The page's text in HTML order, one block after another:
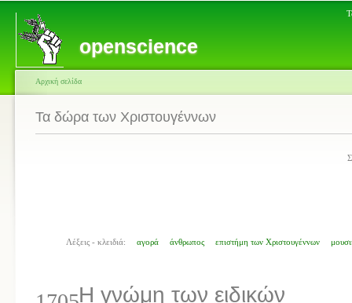
openscience
Αρχική σελίδα
Τα δώρα των Χριστουγέννων
Λέξεις - κλειδιά: αγορά άνθρωπος επιστήμη των Χριστουγέννων
Η γνώμη των ειδικών